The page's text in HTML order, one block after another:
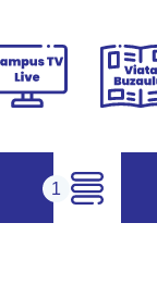
Campus